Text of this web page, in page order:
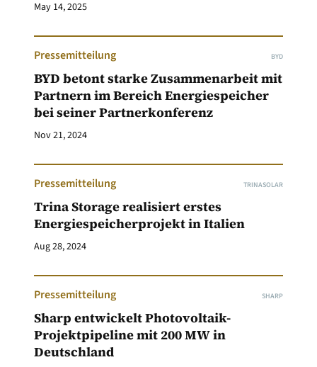
May 14, 2025
Pressemitteilung BYD
BYD betont starke Zusammenarbeit mit
Partnern im Bereich Energiespeicher
bei seiner Partnerkonferenz
Nov 21, 2024
Pressemitteilung TRINASOLAR
Trina Storage realisiert erstes
Energiespeicherprojekt in Italien
Aug 28, 2024
Pressemitteilung SHARP
Sharp entwickelt Photovoltaik-
Projektpipeline mit 200 MW in
Deutschland